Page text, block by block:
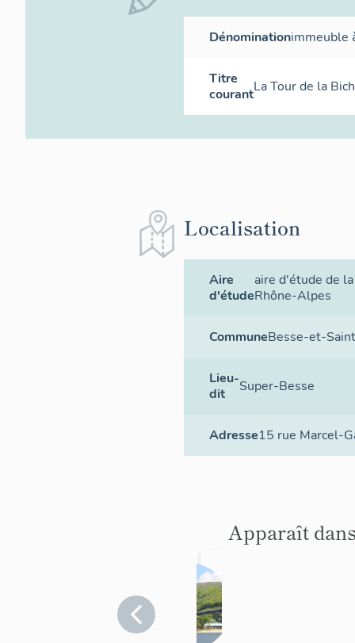
Dénominationimmeuble
Titre
courantLa Tour de la
Localisation
Aire
d'étude
aire d'étude de
Rhône-Alpes
CommuneBesse-et-
Lieu-
dit
Super-Besse
Adresse15 rue Marcel-
Apparaît